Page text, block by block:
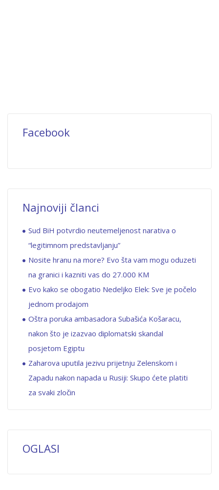
Facebook
Najnoviji članci
Sud BiH potvrdio neutemeljenost narativa o
“legitimnom predstavljanju”
Nosite hranu na more? Evo šta vam mogu oduzeti
na granici i kazniti vas do 27.000 KM
Evo kako se obogatio Nedeljko Elek: Sve je počelo
jednom prodajom
Oštra poruka ambasadora Subašića Košaracu,
nakon što je izazvao diplomatski skandal
posjetom Egiptu
Zaharova uputila jezivu prijetnju Zelenskom i
Zapadu nakon napada u Rusiji: Skupo ćete platiti
za svaki zločin
OGLASI